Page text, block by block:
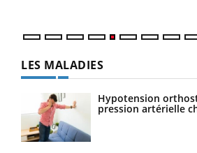
LES MALADIES
Hypotension
pression artérielle